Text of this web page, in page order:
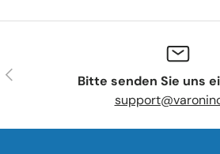
Vorherige
Bitte senden Sie uns